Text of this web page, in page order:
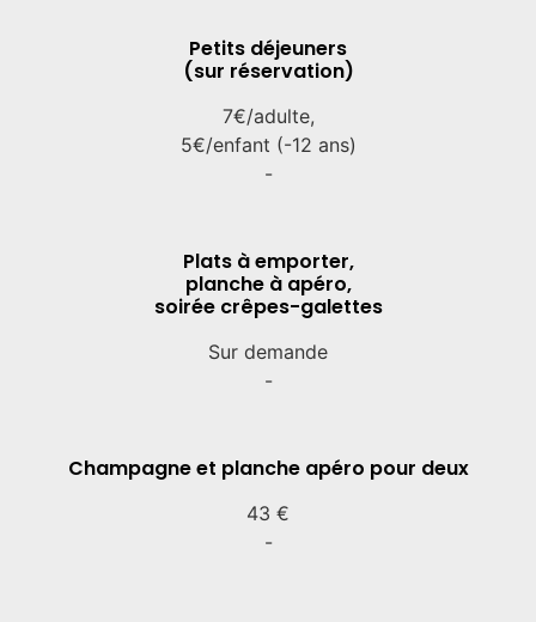
Petits déjeuners
(sur réservation)
7€/adulte,
5€/enfant (-12 ans)
-
Plats à emporter,
planche à apéro,
soirée crêpes-galettes​
Sur demande​
-
Champagne et planche apéro pour deux
43 €​
-